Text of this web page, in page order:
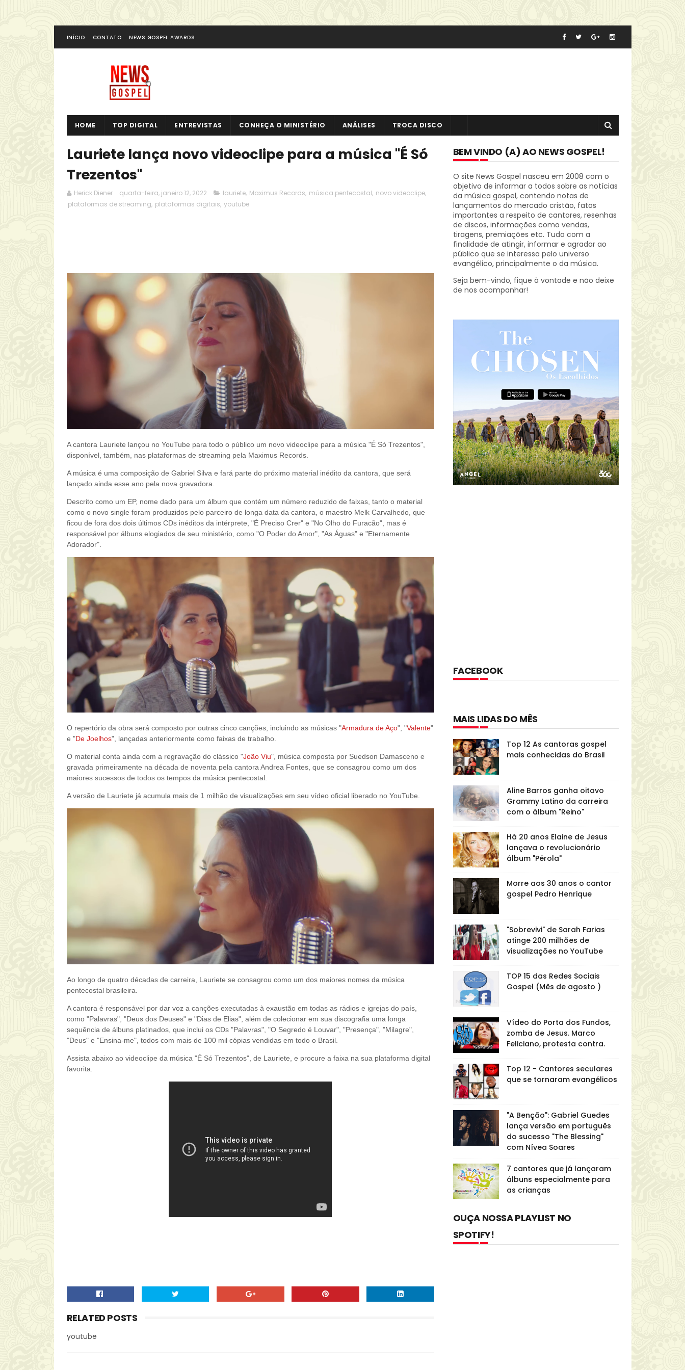
INÍCIO CONTATO NEWS GOSPEL AWARDS
HOME TOP DIGITAL ENTREVISTAS CONHEÇA O MINISTÉRIO ANÁLISES TROCA DISCO
Lauriete lança novo videoclipe para a música "É Só
Trezentos"
Herick Diener quarta-feira, janeiro 12, 2022 lauriete, Maximus Records, música pentecostal, novo videoclipe,
plataformas de streaming, plataformas digitais, youtube
A cantora Lauriete lançou no YouTube para todo o público um novo videoclipe para a música "É Só Trezentos",
disponível, também, nas plataformas de streaming pela Maximus Records.
A música é uma composição de Gabriel Silva e fará parte do próximo material inédito da cantora, que será
lançado ainda esse ano pela nova gravadora.
Descrito como um EP, nome dado para um álbum que contém um número reduzido de faixas, tanto o material
como o novo single foram produzidos pelo parceiro de longa data da cantora, o maestro Melk Carvalhedo, que
ficou de fora dos dois últimos CDs inéditos da intérprete, "É Preciso Crer" e "No Olho do Furacão", mas é
responsável por álbuns elogiados de seu ministério, como "O Poder do Amor", "As Águas" e "Eternamente
Adorador".
O repertório da obra será composto por outras cinco canções, incluindo as músicas "Armadura de Aço", "Valente"
e "De Joelhos", lançadas anteriormente como faixas de trabalho.
O material conta ainda com a regravação do clássico "João Viu", música composta por Suedson Damasceno e
gravada primeiramente na década de noventa pela cantora Andrea Fontes, que se consagrou como um dos
maiores sucessos de todos os tempos da música pentecostal.
A versão de Lauriete já acumula mais de 1 milhão de visualizações em seu vídeo oficial liberado no YouTube.
Ao longo de quatro décadas de carreira, Lauriete se consagrou como um dos maiores nomes da música
pentecostal brasileira.
A cantora é responsável por dar voz a canções executadas à exaustão em todas as rádios e igrejas do país,
como "Palavras", "Deus dos Deuses" e "Dias de Elias", além de colecionar em sua discografia uma longa
sequência de álbuns platinados, que inclui os CDs "Palavras", "O Segredo é Louvar", "Presença", "Milagre",
"Deus" e "Ensina-me", todos com mais de 100 mil cópias vendidas em todo o Brasil.
Assista abaixo ao videoclipe da música "É Só Trezentos", de Lauriete, e procure a faixa na sua plataforma digital
favorita.
RELATED POSTS
youtube
BEM VINDO (A) AO NEWS GOSPEL!
O site News Gospel nasceu em 2008 com o
objetivo de informar a todos sobre as notícias
da música gospel, contendo notas de
lançamentos do mercado cristão, fatos
importantes a respeito de cantores, resenhas
de discos, informações como vendas,
tiragens, premiações etc. Tudo com a
finalidade de atingir, informar e agradar ao
público que se interessa pelo universo
evangélico, principalmente o da música.
Seja bem-vindo, fique à vontade e não deixe
de nos acompanhar!
FACEBOOK
MAIS LIDAS DO MÊS
Top 12 As cantoras gospel
mais conhecidas do Brasil
Aline Barros ganha oitavo
Grammy Latino da carreira
com o álbum "Reino"
Há 20 anos Elaine de Jesus
lançava o revolucionário
álbum "Pérola"
Morre aos 30 anos o cantor
gospel Pedro Henrique
"Sobrevivi" de Sarah Farias
atinge 200 milhões de
visualizações no YouTube
TOP 15 das Redes Sociais
Gospel (Mês de agosto )
Vídeo do Porta dos Fundos,
zomba de Jesus. Marco
Feliciano, protesta contra.
Top 12 - Cantores seculares
que se tornaram evangélicos
"A Benção": Gabriel Guedes
lança versão em português
do sucesso "The Blessing"
com Nívea Soares
7 cantores que já lançaram
álbuns especialmente para
as crianças
OUÇA NOSSA PLAYLIST NO
SPOTIFY!